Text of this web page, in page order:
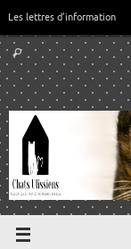
contenu
Les lettres d’information
Recherche
pour
:
Rechercher